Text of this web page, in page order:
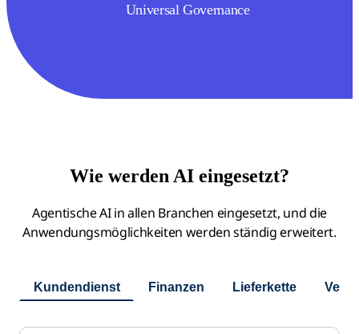
Universal Governance
Wie werden AI eingesetzt?
Agentische AI in allen Branchen eingesetzt, und die
Anwendungsmöglichkeiten werden ständig erweitert.
Kundendienst Finanzen Lieferkette